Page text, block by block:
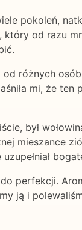
pokoleń,
który od razu
różnych
mi, że ten
był
mieszance
perfekcji.
ją i